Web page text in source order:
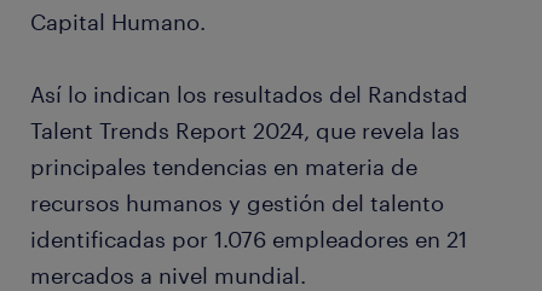
Capital Humano.
Así lo indican los resultados del Randstad
Talent Trends Report 2024, que revela las
principales tendencias en materia de
recursos humanos y gestión del talento
identificadas por 1.076 empleadores en 21
mercados a nivel mundial.